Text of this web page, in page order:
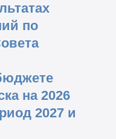
по
на 2026
2027 и